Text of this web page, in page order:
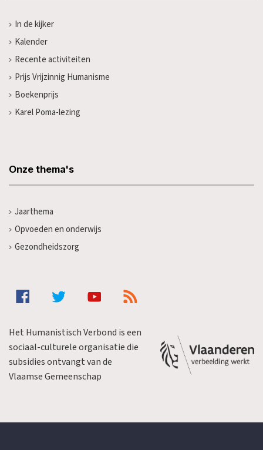
In de kijker
Kalender
Recente activiteiten
Prijs Vrijzinnig Humanisme
Boekenprijs
Karel Poma-lezing
Onze thema's
Jaarthema
Opvoeden en onderwijs
Gezondheidszorg
Het Humanistisch Verbond is een
sociaal-culturele organisatie die
subsidies ontvangt van de
Vlaamse Gemeenschap